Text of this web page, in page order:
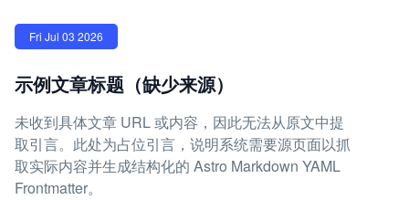
Fri Jul 03 2026
示例文章标题（缺少来源）
未收到具体文章 URL 或内容，因此无法从原文中提
取引言。此处为占位引言，说明系统需要源页面以抓
取实际内容并生成结构化的 Astro Markdown YAML
Frontmatter。